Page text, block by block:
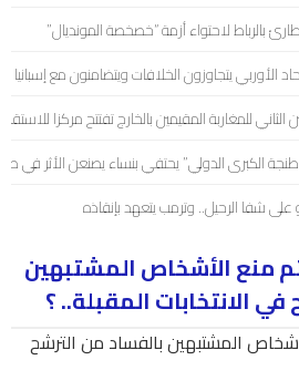
بالرباط لاحتواء أزمة “خصخصة المونديال”
الأوربي يتجاوزون الخلافات ويتضامنون مع إسبانيا
للمغاربة المقيمين بالخارج تفتتح مركزا
الكبرى الدولي” يحتفي بنساء يصنعن الأثر في
على شفا الرحيل.. وترمب يتعهد بإنقاذه
منع الأشخاص المشتبهين
الانتخابات المقبلة.. ؟
المشتبهين بالفساد من الترشح